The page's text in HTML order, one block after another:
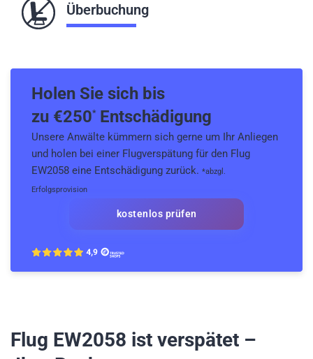
Überbuchung
Holen Sie sich bis
zu €250*Entschädigung
Unsere Anwälte kümmern sich gerne um Ihr Anliegen
und holen bei einer Flugverspätung für den Flug
EW2058 eine Entschädigung zurück. *abzgl.
Erfolgsprovision
kostenlos prüfen
Flug EW2058 ist verspätet –